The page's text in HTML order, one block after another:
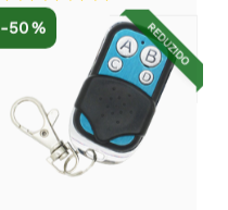
REDUZIDO
-50 %